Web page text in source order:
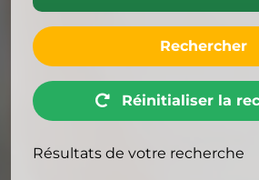
Rechercher
Réinitialiser la
Résultats de votre recherche